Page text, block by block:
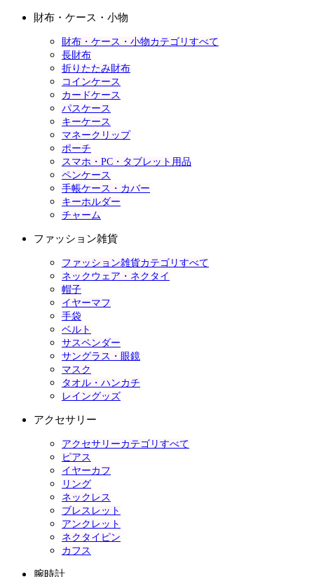
財布・ケース・小物
財布・ケース・小物カテゴリすべて
長財布
折りたたみ財布
コインケース
カードケース
パスケース
キーケース
マネークリップ
ポーチ
スマホ・PC・タブレット用品
ペンケース
手帳ケース・カバー
キーホルダー
チャーム
ファッション雑貨
ファッション雑貨カテゴリすべて
ネックウェア・ネクタイ
帽子
イヤーマフ
手袋
ベルト
サスペンダー
サングラス・眼鏡
マスク
タオル・ハンカチ
レイングッズ
アクセサリー
アクセサリーカテゴリすべて
ピアス
イヤーカフ
リング
ネックレス
ブレスレット
アンクレット
ネクタイピン
カフス
腕時計